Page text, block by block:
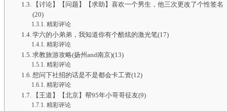
【讨论】【问题】【求助】喜欢一个男生，他三次更改了个性签名
(20)
精彩评论
学六的小弟弟，我知道你有个酷炫的激光笔(17)
精彩评论
求教旅游攻略(扬州and南京)(13)
精彩评论
想问下社招的话是不是都会卡工资(12)
精彩评论
【王道】【北京】帮95年小哥哥征友(9)
精彩评论